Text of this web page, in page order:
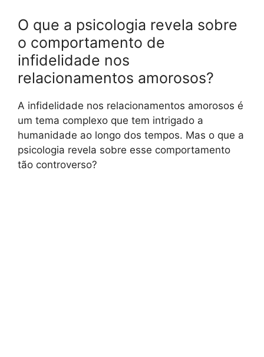
O que a psicologia revela sobre
o comportamento de
infidelidade nos
relacionamentos amorosos?
A infidelidade nos relacionamentos amorosos é
um tema complexo que tem intrigado a
humanidade ao longo dos tempos. Mas o que a
psicologia revela sobre esse comportamento
tão controverso?